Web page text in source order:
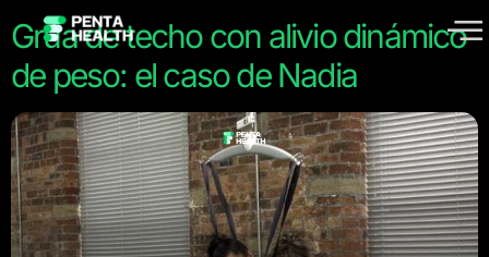
Grúa de techo con alivio dinámico
de peso: el caso de Nadia